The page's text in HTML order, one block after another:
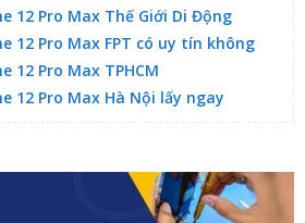
12 Pro Max Thế Giới Di Động
12 Pro Max FPT có uy tín không
12 Pro Max TPHCM
12 Pro Max Hà Nội lấy ngay